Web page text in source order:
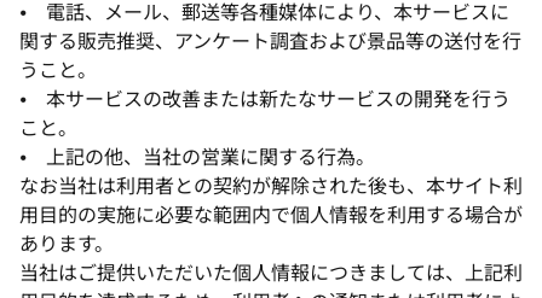
⦁ 電話、メール、郵送等各種媒体により、本サービスに
関する販売推奨、アンケート調査および景品等の送付を行
うこと。
⦁ 本サービスの改善または新たなサービスの開発を行う
こと。
⦁ 上記の他、当社の営業に関する行為。
なお当社は利用者との契約が解除された後も、本サイト利
用目的の実施に必要な範囲内で個人情報を利用する場合が
あります。
当社はご提供いただいた個人情報につきましては、上記利